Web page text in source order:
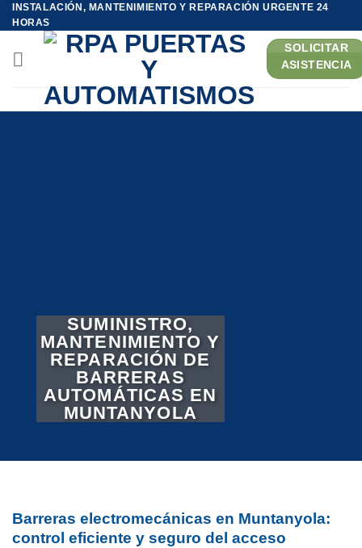
Saltar
al
contenido
INSTALACIÓN, MANTENIMIENTO Y REPARACIÓN URGENTE 24
HORAS
SOLICITAR
ASISTENCIA
SUMINISTRO,
MANTENIMIENTO Y
REPARACIÓN DE
BARRERAS
AUTOMÁTICAS EN
MUNTANYOLA
Barreras electromecánicas en Muntanyola:
control eficiente y seguro del acceso